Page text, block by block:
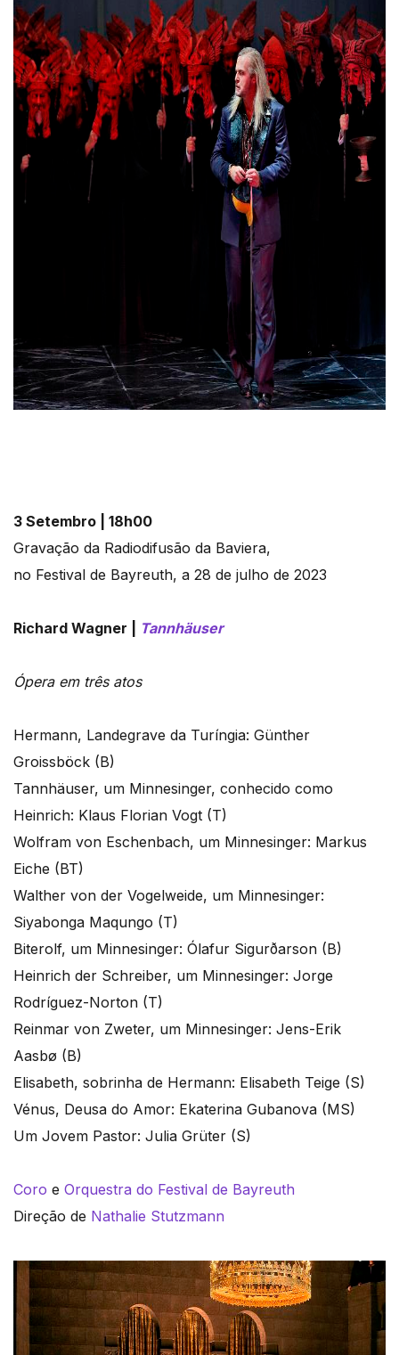
3 Setembro | 18h00
Gravação da Radiodifusão da Baviera,
no Festival de Bayreuth, a 28 de julho de 2023
Richard Wagner | Tannhäuser
Ópera em três atos
Hermann, Landegrave da Turíngia: Günther
Groissböck (B)
Tannhäuser, um Minnesinger, conhecido como
Heinrich: Klaus Florian Vogt (T)
Wolfram von Eschenbach, um Minnesinger: Markus
Eiche (BT)
Walther von der Vogelweide, um Minnesinger:
Siyabonga Maqungo (T)
Biterolf, um Minnesinger: Ólafur Sigurðarson (B)
Heinrich der Schreiber, um Minnesinger: Jorge
Rodríguez-Norton (T)
Reinmar von Zweter, um Minnesinger: Jens-Erik
Aasbø (B)
Elisabeth, sobrinha de Hermann: Elisabeth Teige (S)
Vénus, Deusa do Amor: Ekaterina Gubanova (MS)
Um Jovem Pastor: Julia Grüter (S)
Coro e Orquestra do Festival de Bayreuth
Direção de Nathalie Stutzmann